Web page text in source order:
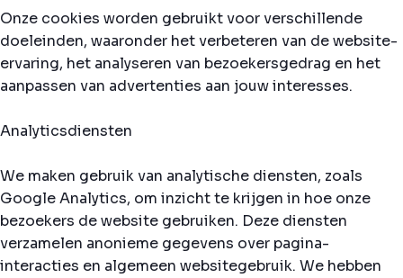
Onze cookies worden gebruikt voor verschillende
doeleinden, waaronder het verbeteren van de website-
ervaring, het analyseren van bezoekersgedrag en het
aanpassen van advertenties aan jouw interesses.
Analyticsdiensten
We maken gebruik van analytische diensten, zoals
Google Analytics, om inzicht te krijgen in hoe onze
bezoekers de website gebruiken. Deze diensten
verzamelen anonieme gegevens over pagina-
interacties en algemeen websitegebruik. We hebben